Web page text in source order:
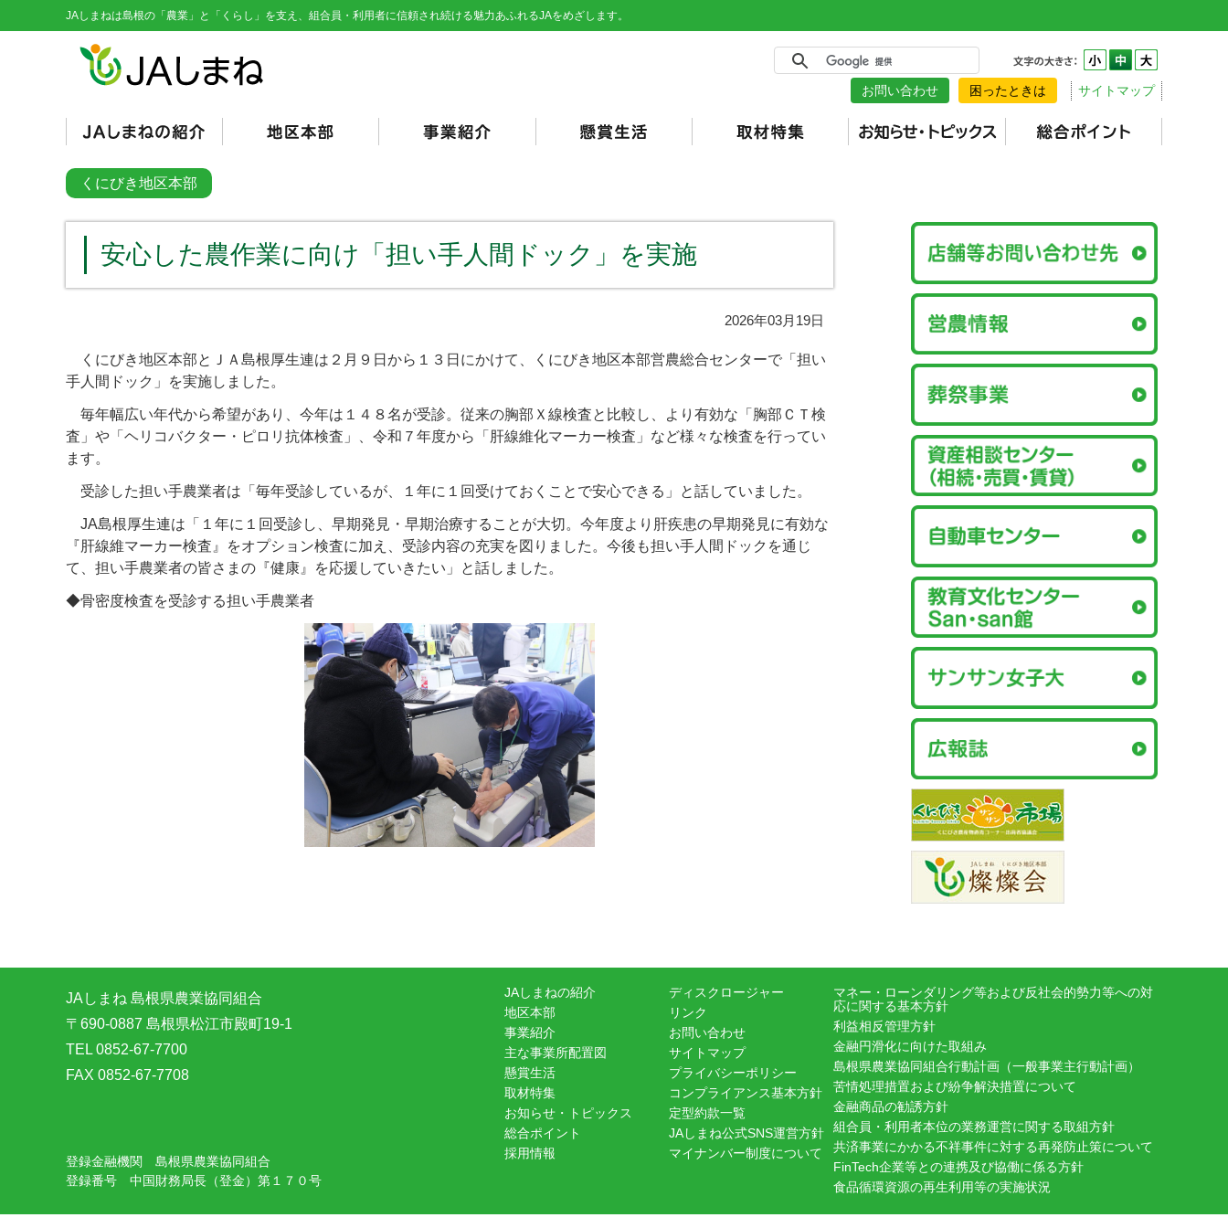
JAしまねは島根の「農業」と「くらし」を支え、組合員・利用者に信頼され続ける魅力あふれるJAをめざします。
お問い合わせ 困ったときは サイトマップ
経営理念・基本目標
役員紹介
組織図
総代会資料
JAとは/JAの仕組み
シンボルマーク
くにびき地区本部
安心した農作業に向け「担い手人間ドック」を実施
2026年03月19日
くにびき地区本部とＪＡ島根厚生連は２月９日から１３日にかけて、くにびき地区本部営農総合センターで「担い
手人間ドック」を実施しました。
毎年幅広い年代から希望があり、今年は１４８名が受診。従来の胸部Ｘ線検査と比較し、より有効な「胸部ＣＴ検
査」や「ヘリコバクター・ピロリ抗体検査」、令和７年度から「肝線維化マーカー検査」など様々な検査を行ってい
ます。
受診した担い手農業者は「毎年受診しているが、１年に１回受けておくことで安心できる」と話していました。
JA島根厚生連は「１年に１回受診し、早期発見・早期治療することが大切。今年度より肝疾患の早期発見に有効な
『肝線維マーカー検査』をオプション検査に加え、受診内容の充実を図りました。今後も担い手人間ドックを通じ
て、担い手農業者の皆さまの『健康』を応援していきたい」と話しました。
◆骨密度検査を受診する担い手農業者
JAしまね 島根県農業協同組合
〒690-0887 島根県松江市殿町19-1
TEL 0852-67-7700
FAX 0852-67-7708
登録金融機関 島根県農業協同組合
登録番号 中国財務局長（登金）第１７０号
JAしまねの紹介
地区本部
事業紹介
主な事業所配置図
懸賞生活
取材特集
お知らせ・トピックス
総合ポイント
採用情報
ディスクロージャー
リンク
お問い合わせ
サイトマップ
プライバシーポリシー
コンプライアンス基本方針
定型約款一覧
JAしまね公式SNS運営方針
マイナンバー制度について
マネー・ローンダリング等および反社会的勢力等への対
応に関する基本方針
利益相反管理方針
金融円滑化に向けた取組み
島根県農業協同組合行動計画（一般事業主行動計画）
苦情処理措置および紛争解決措置について
金融商品の勧誘方針
組合員・利用者本位の業務運営に関する取組方針
共済事業にかかる不祥事件に対する再発防止策について
FinTech企業等との連携及び協働に係る方針
食品循環資源の再生利用等の実施状況